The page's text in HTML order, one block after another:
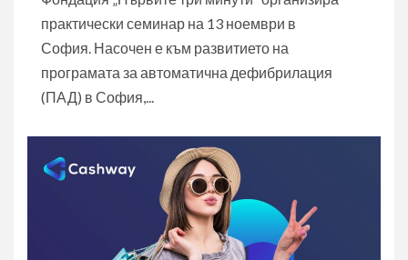
практически семинар на 13 ноември в
София. Насочен е към развитието на
програмата за автоматична дефибрилация
(ПАД) в София,...